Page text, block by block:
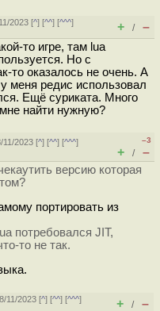
2023 [^] [^^] [^^^]
+ / –
то игре, там lua
Но с
то оказалось не очень. А
меня редис использовал
Ещё суриката. Много
найти нужную?
11/2023 [^] [^^] [^^^]
–3
+ / –
версию которая
портировать из
потребовался JIT,
то не так.
11/2023 [^] [^^] [^^^]
+ / –